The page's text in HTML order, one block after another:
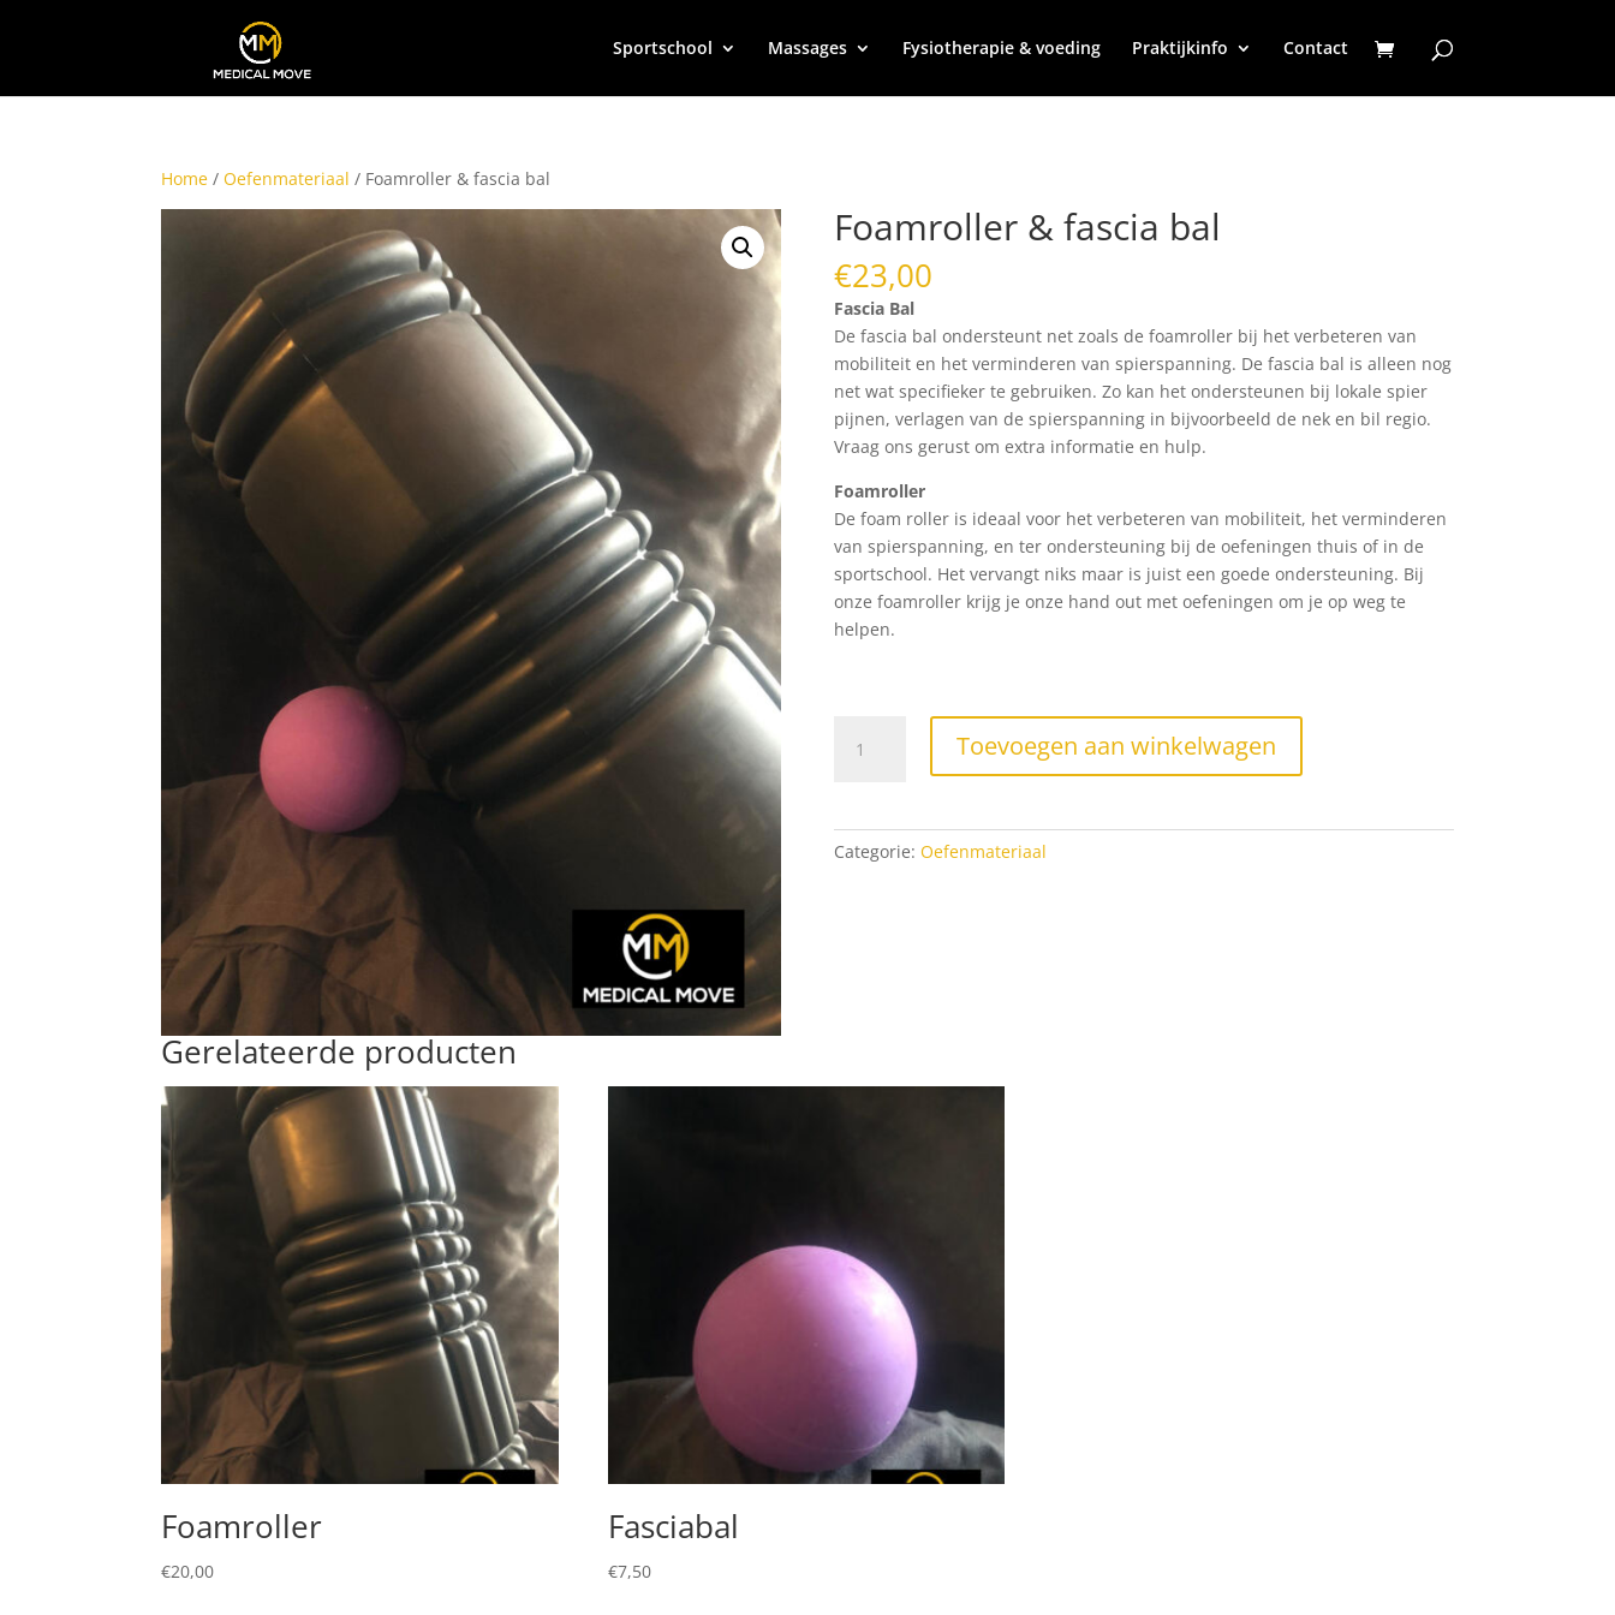
Sportschool Massages Fysiotherapie & voeding Praktijkinfo Contact
Home /Oefenmateriaal / Foamroller & fascia bal
Foamroller & fascia bal
€23,00
Fascia Bal
De fascia bal ondersteunt net zoals de foamroller bij het verbeteren van
mobiliteit en het verminderen van spierspanning. De fascia bal is alleen nog
net wat specifieker te gebruiken. Zo kan het ondersteunen bij lokale spier
pijnen, verlagen van de spierspanning in bijvoorbeeld de nek en bil regio.
Vraag ons gerust om extra informatie en hulp.
Foamroller
De foam roller is ideaal voor het verbeteren van mobiliteit, het verminderen
van spierspanning, en ter ondersteuning bij de oefeningen thuis of in de
sportschool. Het vervangt niks maar is juist een goede ondersteuning. Bij
onze foamroller krijg je onze hand out met oefeningen om je op weg te
helpen.
Toevoegen aan winkelwagen
Categorie: Oefenmateriaal
Gerelateerde producten
Foamroller
€20,00
Fasciabal
€7,50